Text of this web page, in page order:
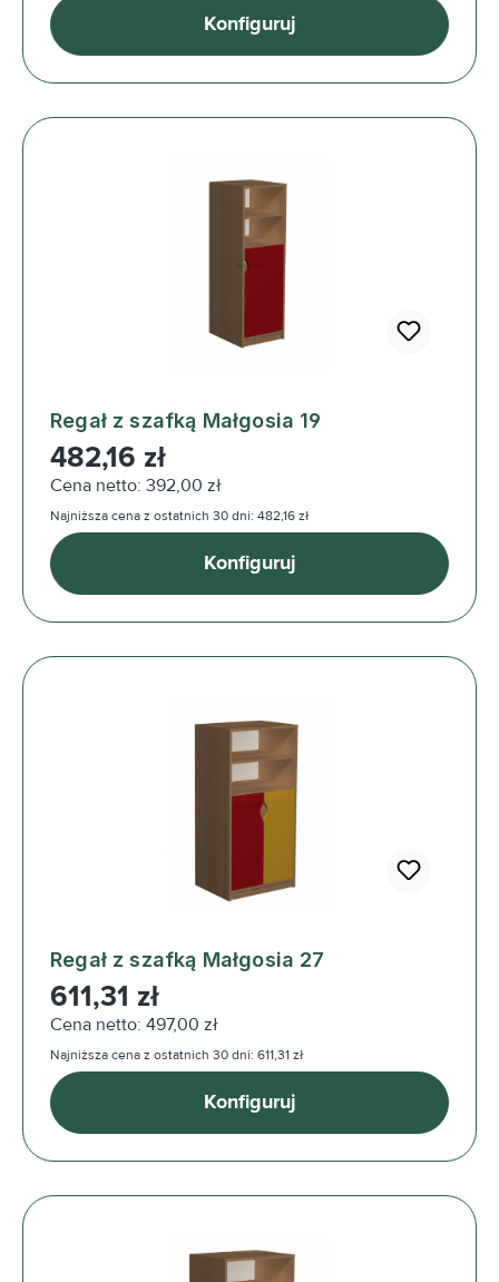
Konfiguruj
Regał z szafką Małgosia 19
Cena regularna:
482,16 zł
Cena netto: 392,00 zł
Najniższa cena z ostatnich 30 dni: 482,16 zł
Konfiguruj
Regał z szafką Małgosia 27
Cena regularna:
611,31 zł
Cena netto: 497,00 zł
Najniższa cena z ostatnich 30 dni: 611,31 zł
Konfiguruj